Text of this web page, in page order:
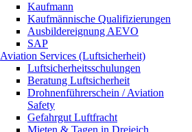
Kaufmann
Kaufmännische Qualifizierungen
Ausbildereignung AEVO
SAP
Aviation Services (Luftsicherheit)
Luftsicherheitsschulungen
Beratung Luftsicherheit
Drohnenführerschein / Aviation
Safety
Gefahrgut Luftfracht
Mieten & Tagen in Dreieich